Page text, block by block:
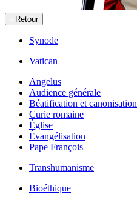
Retour
Synode
Vatican
Angelus
Audience générale
Béatification et canonisation
Curie romaine
Église
Évangélisation
Pape François
Transhumanisme
Bioéthique